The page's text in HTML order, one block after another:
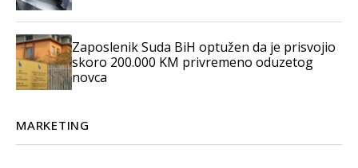
Zaposlenik Suda BiH optužen da je prisvojio
skoro 200.000 KM privremeno oduzetog
novca
MARKETING